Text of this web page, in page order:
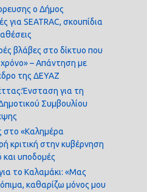
ο Δήμος
για SEATRAC, σκουπίδια
βλάβες στο δίκτυο που
– Απάντηση με
της ΔΕΥΑΖ
για τη
Συμβουλίου
στο «Καλημέρα
κριτική στην κυβέρνηση
και υποδομές
το Καλαμάκι: «Μας
καθαρίζω μόνος μου